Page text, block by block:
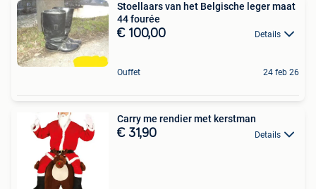
Stoellaars van het Belgische leger maat
44 fourée
€ 100,00 Details
Ouffet 24 feb 26
Carry me rendier met kerstman
€ 31,90 Details